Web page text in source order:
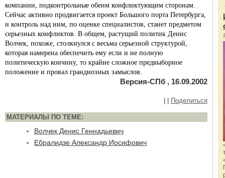
компании, подконтрольные обеим конфликтующим сторонам.
Сейчас активно продвигается проект Большого порта Петербурга,
и контроль над ним, по оценке специалистов, станет предметом
серьезных конфликтов. В общем, растущий политик Денис
Волчек, похоже, столкнулся с весьма серьезной структурой,
которая намерена обеспечить ему если и не полную
политическую кончину, то крайне сложное предвыборное
положение и провал грандиозных замыслов.
Версия-СПб , 16.09.2002
Поделиться
МАТЕРИАЛЫ ПО ТЕМЕ:
Волчек Денис Геннадьевич
Ебралидзе Александр Иосифович